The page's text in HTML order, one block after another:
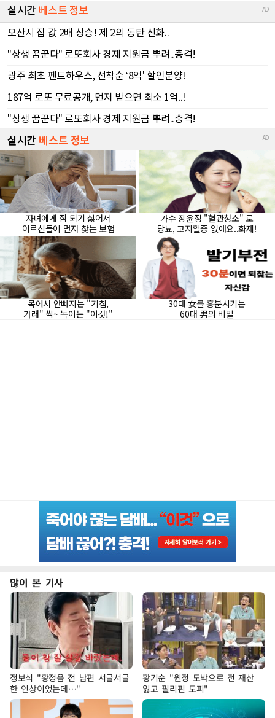
많이 본 기사
정보석 "황정음 전 남편 서글서글
한 인상이었는데…"
황기순 "원정 도박으로 전 재산
잃고 필리핀 도피"